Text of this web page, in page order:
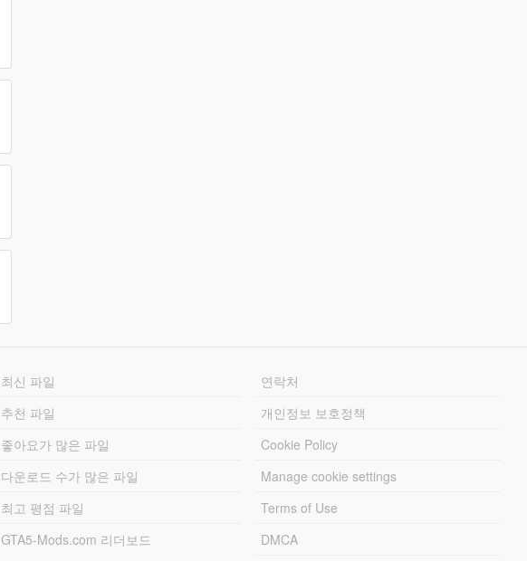
최신 파일
추천 파일
좋아요가 많은 파일
다운로드 수가 많은 파일
최고 평점 파일
GTA5-Mods.com 리더보드
연락처
개인정보 보호정책
Cookie Policy
Manage cookie settings
Terms of Use
DMCA